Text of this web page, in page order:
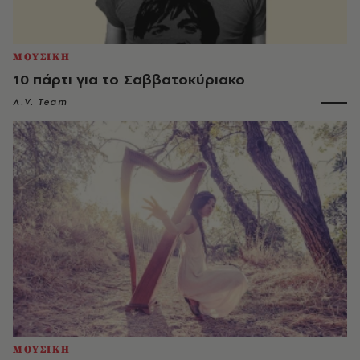
ΜΟΥΣΙΚΗ
10 πάρτι για το Σαββατοκύριακο
A.V. Team
ΜΟΥΣΙΚΗ